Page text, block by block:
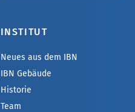
INSTITUT
Neues aus dem IBN
IBN Gebäude
Historie
Team